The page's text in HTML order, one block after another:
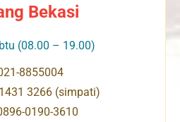
Bekasi
(08.00 – 19.00)
8855004
3266 (simpati)
0190-3610